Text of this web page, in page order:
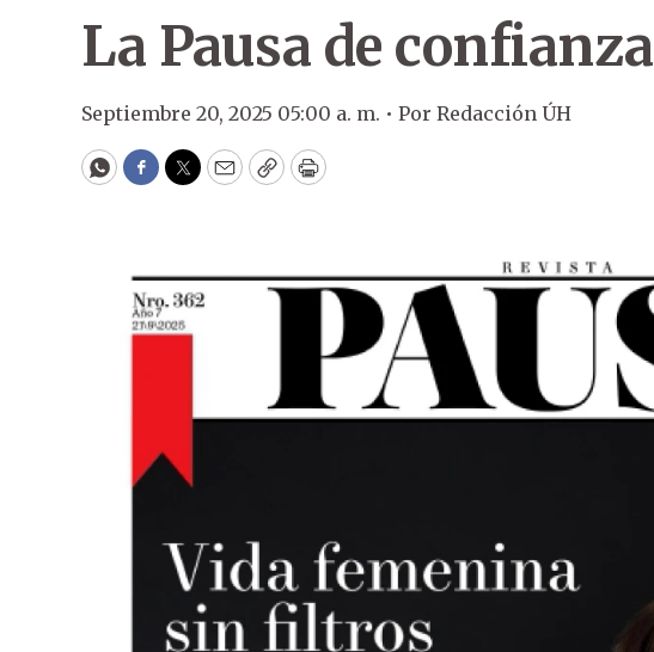
La Pausa de confianza
Septiembre 20, 2025 05:00 a. m. • Por Redacción ÚH
WhatsApp
Facebook
Twitter
EmailCopyPrint